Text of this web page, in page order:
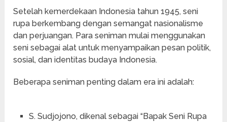
Setelah kemerdekaan Indonesia tahun 1945, seni
rupa berkembang dengan semangat nasionalisme
dan perjuangan. Para seniman mulai menggunakan
seni sebagai alat untuk menyampaikan pesan politik,
sosial, dan identitas budaya Indonesia.
Beberapa seniman penting dalam era ini adalah:
S. Sudjojono, dikenal sebagai “Bapak Seni Rupa